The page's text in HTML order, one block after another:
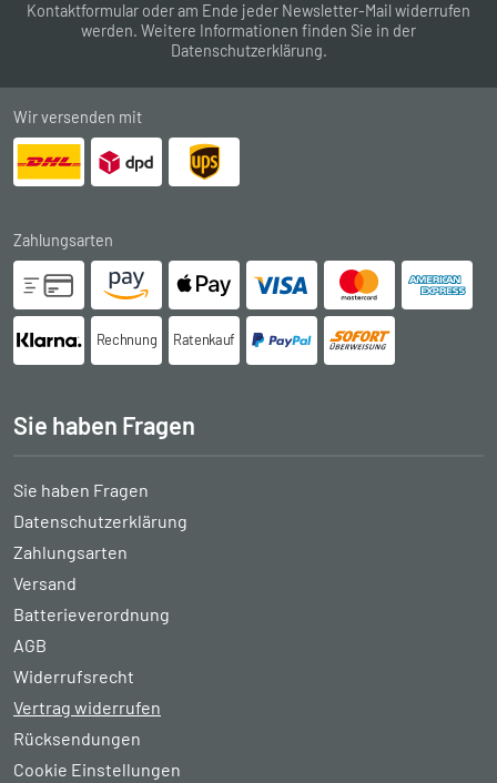
Kontaktformular oder am Ende jeder Newsletter-Mail widerrufen
werden. Weitere Informationen finden Sie in der
Datenschutzerklärung.
Wir versenden mit
Zahlungsarten
Rechnung Ratenkauf
Sie haben Fragen
Sie haben Fragen
Datenschutzerklärung
Zahlungsarten
Versand
Batterieverordnung
AGB
Widerrufsrecht
Vertrag widerrufen
Rücksendungen
Cookie Einstellungen